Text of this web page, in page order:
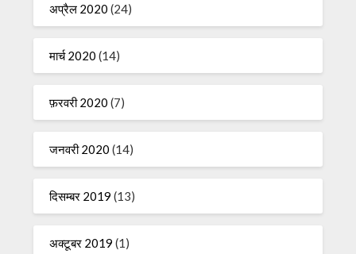
अप्रैल 2020 (24)
मार्च 2020 (14)
फ़रवरी 2020 (7)
जनवरी 2020 (14)
दिसम्बर 2019 (13)
अक्टूबर 2019 (1)